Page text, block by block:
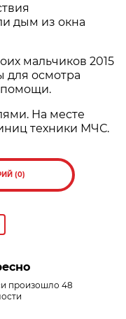
дым из окна
мальчиков 2015
для осмотра
помощи.
На месте
техники МЧС.
(0)
произошло 48